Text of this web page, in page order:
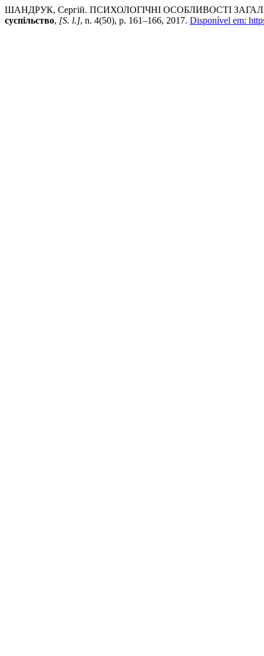
ШАНДРУК, Сергій. ПСИХОЛОГІЧНІ ОСОБЛИВОСТІ
суспільство, [S. l.], n. 4(50), p. 161–166, 2017. Disponível em: